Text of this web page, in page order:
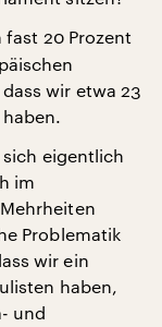
20 Prozent
wir etwa 23
eigentlich
im
Problematik
wir ein
haben,
und